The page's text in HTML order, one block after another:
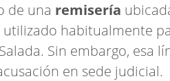
de una remisería
habitualmente
Sin embargo, esa
en sede judicial.